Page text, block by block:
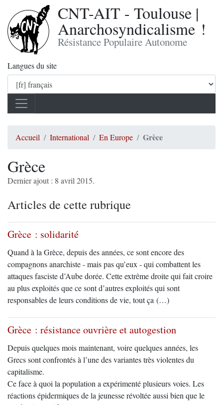
CNT-AIT - Toulouse |
Anarchosyndicalisme !
Résistance Populaire Autonome
Langues du site
Accueil International En Europe Grèce
Grèce
Dernier ajout : 8 avril 2015.
Articles de cette rubrique
Grèce : solidarité
Quand à la Grèce, depuis des années, ce sont encore des
compagnons anarchiste - mais pas qu’eux - qui combattent les
attaques fasciste d’Aube dorée. Cette extrême droite qui fait croire
au plus exploités que ce sont d’autres exploités qui sont
responsables de leurs conditions de vie, tout ça (…)
Grèce : résistance ouvrière et autogestion
Depuis quelques mois maintenant, voire quelques années, les
Grecs sont confrontés à l’une des variantes très violentes du
capitalisme.
Ce face à quoi la population a expérimenté plusieurs voies. Les
réactions épidermiques de la jeunesse révoltée aussi bien que le